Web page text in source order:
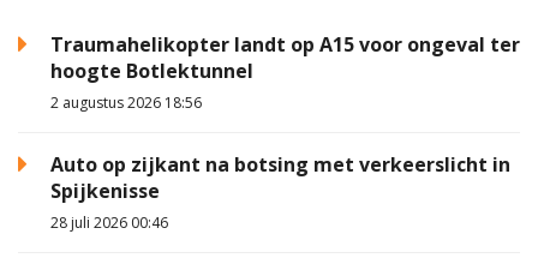
Traumahelikopter landt op A15 voor ongeval ter
hoogte Botlektunnel
2 augustus 2026 18:56
Auto op zijkant na botsing met verkeerslicht in
Spijkenisse
28 juli 2026 00:46